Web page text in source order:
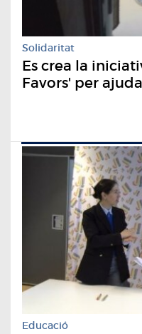
Solidaritat
Es crea la
Favors' per
Educació